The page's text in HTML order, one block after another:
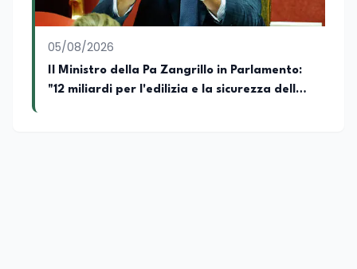
05/08/2026
Il Ministro della Pa Zangrillo in Parlamento:
"12 miliardi per l'edilizia e la sicurezza delle